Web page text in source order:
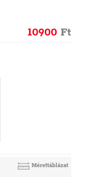
10900 Ft
Mérettáblázat